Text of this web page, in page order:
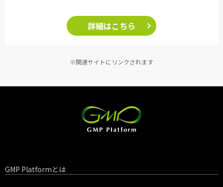
詳細はこちら
※関連サイトにリンクされます
GMP Platformとは